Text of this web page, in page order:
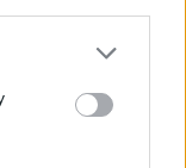
or more Google
You may click to
party tags to
in below Google
τη
τήρησε το